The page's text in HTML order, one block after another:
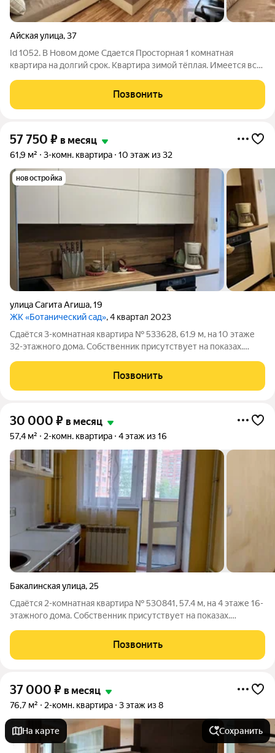
Айская улица,37
Id 1052. В Новом доме Сдается Просторная 1 комнатная
квартира на долгий срок. Квартира зимой тёплая. Имеется всё
дома: рядом остановка, 2 школы, детский садик, магазины,
супермаркеты, ТРЦ
Позвонить
57 750 ₽ в месяц
61,9 м² 3-комн. квартира 10 этаж из 32
новостройка
улица Сагита Агиша,19
ЖК «Ботанический сад», 4 квартал 2023
Сдаётся 3-комнатная квартира № 533628, 61.9 м, на 10 этаже
32-этажного дома. Собственник присутствует на показах.
оплачиваются отдельно. По условиям проживания: можно с
детьми, без питомцев. Срок
Позвонить
30 000 ₽ в месяц
57,4 м² 2-комн. квартира 4 этаж из 16
Бакалинская улица, 25
Сдаётся 2-комнатная квартира № 530841, 57.4 м, на 4 этаже 16-
этажного дома. Собственник присутствует на показах.
оплачиваются отдельно. По условиям проживания: можно с
детьми, без питомцев. Срок
Позвонить
37 000 ₽ в месяц
76,7 м² 2-комн. квартира 3 этаж из 8
На карте Сохранить